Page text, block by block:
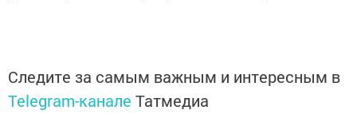
Следите за самым важным и интересным в
Telegram-канале Татмедиа